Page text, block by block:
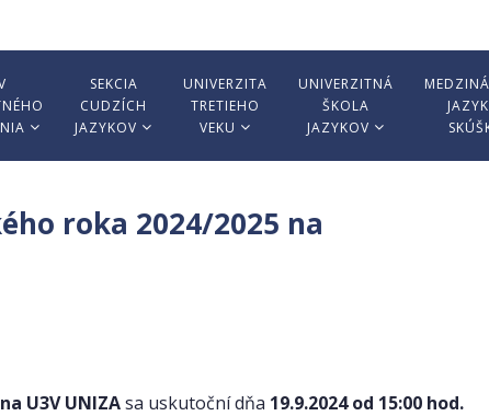
SEKCIA
CUDZÍCH
JAZYKOV
UNIVERZITA
TRETIEHO
VEKU
UNIVERZITNÁ
ŠKOLA
JAZYKOV
roka 2024/2025 na
U3V UNIZAsa uskutoční dňa 19.9.2024 od 15:00 hod.